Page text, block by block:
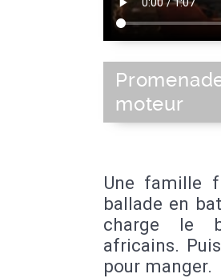
moteur
Une famille
ballade en
charge le
africains.
pour manger.